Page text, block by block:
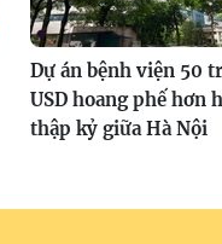
Dự án bệnh viện 50
USD hoang phế hơn
thập kỷ giữa Hà Nội